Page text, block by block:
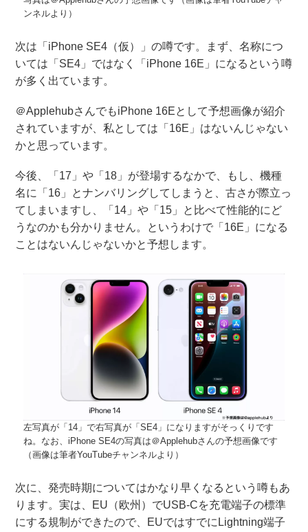
ンネルより）
次は「iPhone SE4（仮）」の噂です。まず、名称につ
いては「SE4」ではなく「iPhone 16E」になるという噂
が多く出ています。
＠ApplehubさんでもiPhone 16Eとして予想画像が紹介
されていますが、私としては「16E」はないんじゃない
かと思っています。
今後、「17」や「18」が登場するなかで、もし、機種
名に「16」とナンバリングしてしまうと、古さが際立っ
てしまいますし、「14」や「15」と比べて性能的にど
うなのかも分かりません。というわけで「16E」になる
ことはないんじゃないかと予想します。
左写真が「14」で右写真が「SE4」になりますがそっくりです
ね。なお、iPhone SE4の写真は＠Applehubさんの予想画像です
（画像は筆者YouTubeチャンネルより）
次に、発売時期についてはかなり早くなるという噂もあ
ります。実は、EU（欧州）でUSB-Cを充電端子の標準
にする規制ができたので、EUではすでにLightning端子